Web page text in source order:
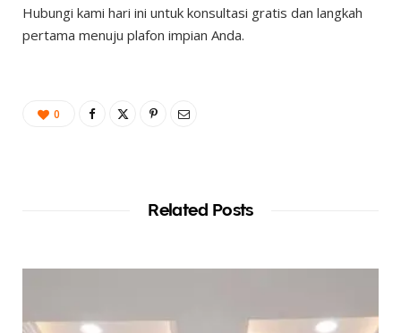
Hubungi kami hari ini untuk konsultasi gratis dan langkah
pertama menuju plafon impian Anda.
0
Related Posts